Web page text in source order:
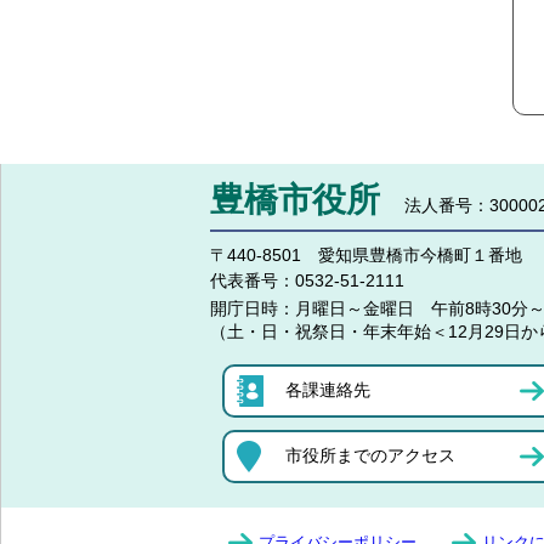
豊橋市役所 法人番号：
〒440-8501 愛知県豊橋市今橋町１番地
代表番号： 0532-51-2111
開庁日時： 月曜日～金曜日 午前8時30分
（土・日・祝祭日・年末年始＜12月29日
各課連絡先
市役所までのアクセス